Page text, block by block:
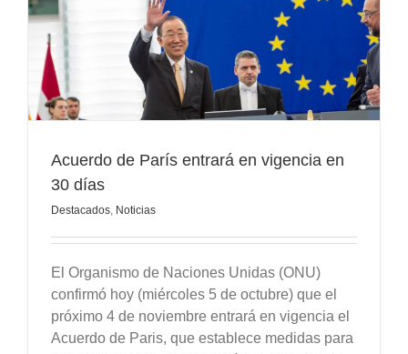
Acuerdo de París entrará en vigencia en
30 días
Destacados, Noticias
El Organismo de Naciones Unidas (ONU)
confirmó hoy (miércoles 5 de octubre) que el
próximo 4 de noviembre entrará en vigencia el
Acuerdo de Paris, que establece medidas para